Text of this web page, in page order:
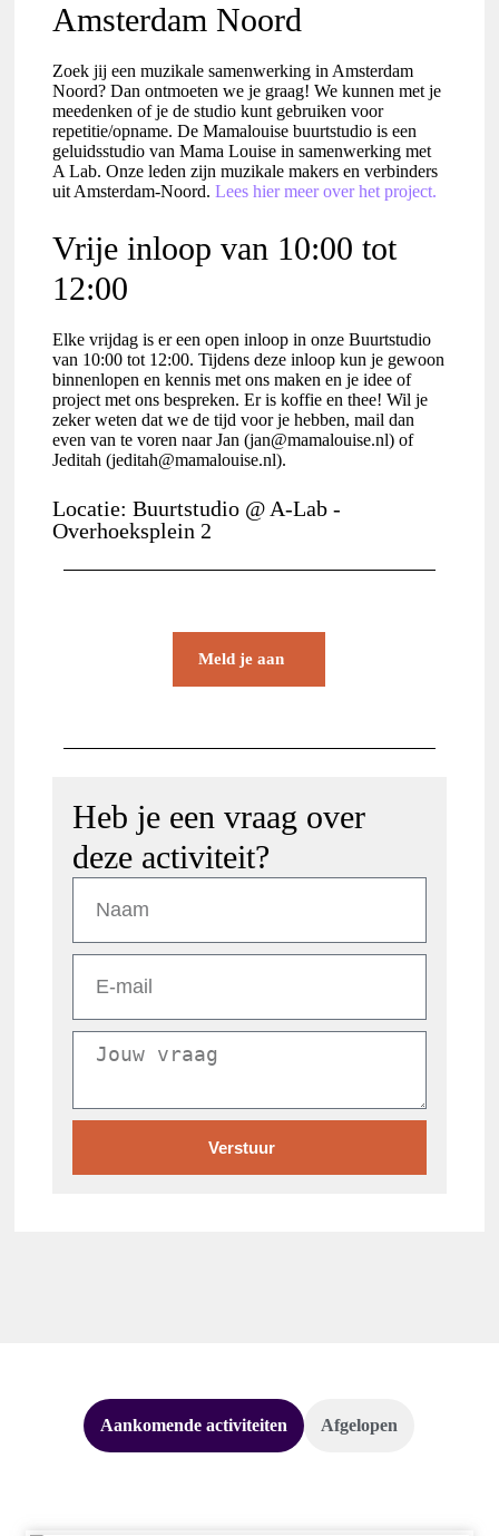
Amsterdam Noord
Zoek jij een muzikale samenwerking in Amsterdam
Noord? Dan ontmoeten we je graag! We kunnen met je
meedenken of je de studio kunt gebruiken voor
repetitie/opname. De Mamalouise buurtstudio is een
geluidsstudio van Mama Louise in samenwerking met
A Lab. Onze leden zijn muzikale makers en verbinders
uit Amsterdam-Noord.Lees hier meer over het project.
Vrije inloop van 10:00 tot
12:00
Elke vrijdag is er een open inloop in onze Buurtstudio
van 10:00 tot 12:00. Tijdens deze inloop kun je gewoon
binnenlopen en kennis met ons maken en je idee of
project met ons bespreken. Er is koffie en thee! Wil je
zeker weten dat we de tijd voor je hebben, mail dan
even van te voren naar Jan (jan@mamalouise.nl) of
Jeditah (jeditah@mamalouise.nl).
Locatie: Buurtstudio @ A-Lab -
Overhoeksplein 2
Meld je aan
Heb je een vraag over
deze activiteit?
Verstuur
Aankomende activiteiten Afgelopen